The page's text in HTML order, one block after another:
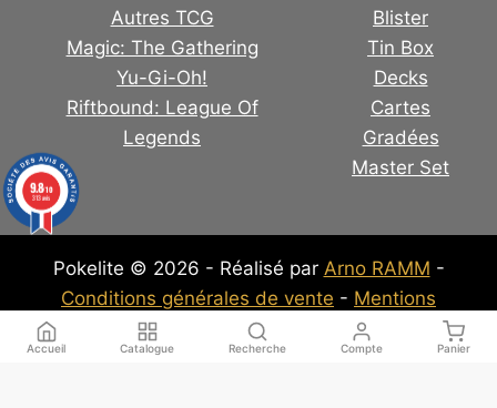
Autres TCG
Magic: The Gathering
Yu-Gi-Oh!
Riftbound: League Of
Legends
Blister
Tin Box
Decks
Cartes
Gradées
Master Set
Pokelite © 2026 - Réalisé par Arno RAMM -
Conditions générales de vente - Mentions
Légales- Politique de confidentialité
Accueil Catalogue Recherche Compte Panier
9.8/10
313 avis